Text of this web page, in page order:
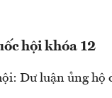
hội khóa 12
Dư luận ủng hộ